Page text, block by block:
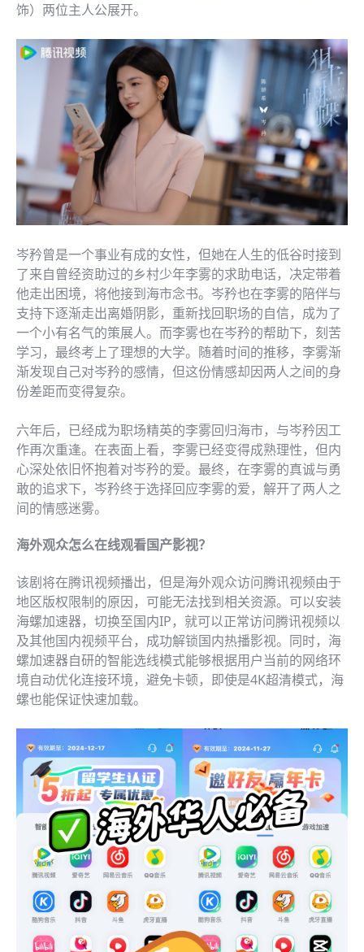
饰）两位主人公展开。
岑矜曾是一个事业有成的女性，但她在人生的低谷时接到
了来自曾经资助过的乡村少年李雾的求助电话，决定带着
他走出困境，将他接到海市念书。岑矜也在李雾的陪伴与
支持下逐渐走出离婚阴影，重新找回职场的自信，成为了
一个小有名气的策展人。而李雾也在岑矜的帮助下，刻苦
学习，最终考上了理想的大学。随着时间的推移，李雾渐
渐发现自己对岑矜的感情，但这份情感却因两人之间的身
份差距而变得复杂。
六年后，已经成为职场精英的李雾回归海市，与岑矜因工
作再次重逢。在表面上看，李雾已经变得成熟理性，但内
心深处依旧怀抱着对岑矜的爱。最终，在李雾的真诚与勇
敢的追求下，岑矜终于选择回应李雾的爱，解开了两人之
间的情感迷雾。
海外观众怎么在线观看国产影视？
该剧将在腾讯视频播出，但是海外观众访问腾讯视频由于
地区版权限制的原因，可能无法找到相关资源。可以安装
海螺加速器，切换至国内IP，就可以正常访问腾讯视频以
及其他国内视频平台，成功解锁国内热播影视。同时，海
螺加速器自研的智能选线模式能够根据用户当前的网络环
境自动优化连接环境，避免卡顿，即使是4K超清模式，海
螺也能保证快速加载。